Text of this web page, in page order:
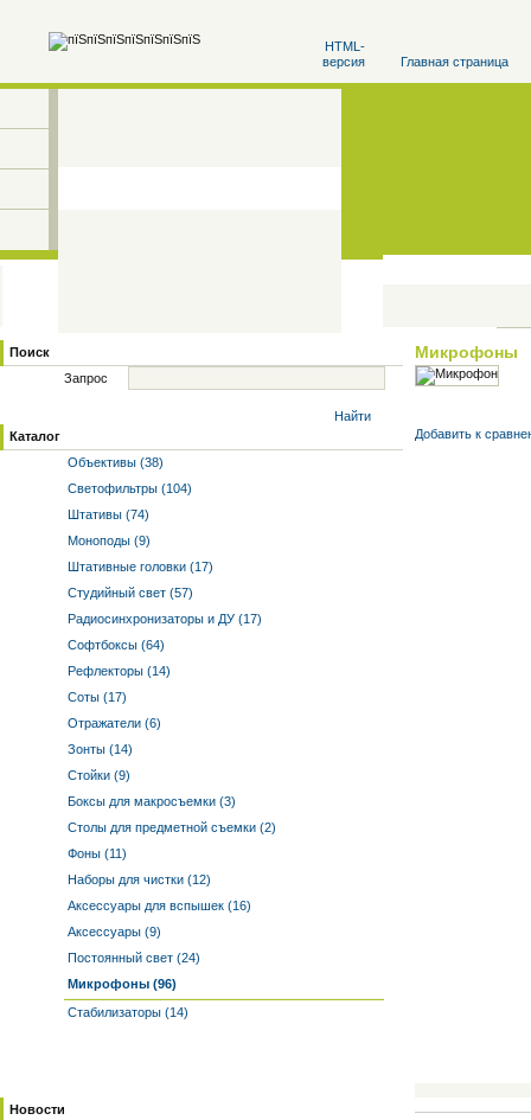
HTML-
версия
Главная страница
Поиск
Запрос
Найти
Каталог
Объективы (38)
Светофильтры (104)
Штативы (74)
Моноподы (9)
Штативные головки (17)
Студийный свет (57)
Радиосинхронизаторы и ДУ (17)
Софтбоксы (64)
Рефлекторы (14)
Соты (17)
Отражатели (6)
Зонты (14)
Стойки (9)
Боксы для макросъемки (3)
Столы для предметной съемки (2)
Фоны (11)
Наборы для чистки (12)
Аксессуары для вспышек (16)
Аксессуары (9)
Постоянный свет (24)
Микрофоны (96)
Стабилизаторы (14)
Новости
Микрофоны
Добавить к